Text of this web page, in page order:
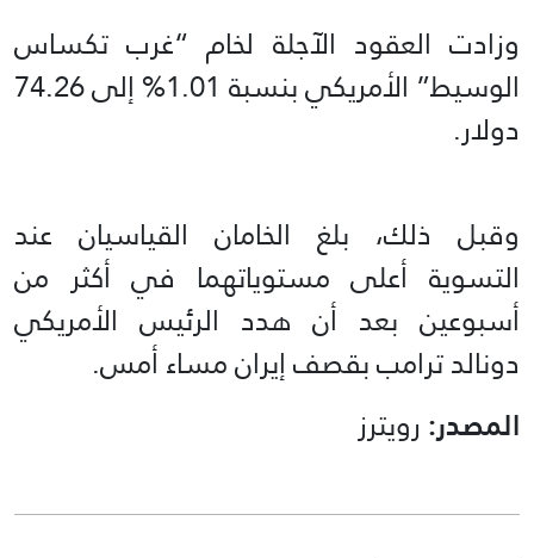
وزادت العقود الآجلة لخام “غرب تكساس
الوسيط” الأمريكي بنسبة 1.01% إلى 74.26
دولار.
وقبل ذلك، بلغ الخامان القياسيان عند
التسوية أعلى مستوياتهما في أكثر من
أسبوعين بعد أن هدد الرئيس الأمريكي
دونالد ترامب بقصف إيران مساء أمس.
المصدر: رويترز